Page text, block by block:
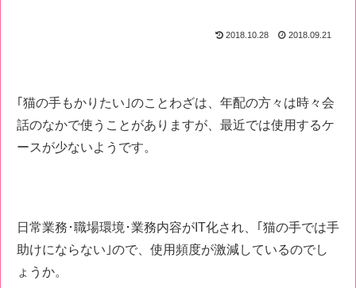
2018.10.28 2018.09.21
｢猫の手もかりたい｣のことわざは、年配の方々は時々会
話のなかで使うことがありますが、最近では使用するケ
ースが少ないようです。
日常業務･職場環境･業務内容がIT化され、｢猫の手では手
助けにならない｣ので、使用頻度が激減しているのでし
ょうか。